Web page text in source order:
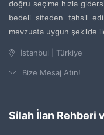
doğru seçime hızla
bedeli siteden tahsil
mevzuata uygun şekilde
İstanbul | Türkiye
Bize Mesaj Atın!
Silah İlan Rehberi